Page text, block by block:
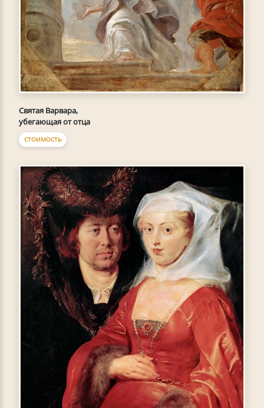
Святая Варвара,
убегающая от отца
СТОИМОСТЬ